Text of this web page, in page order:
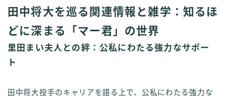
田中将大を巡る関連情報と雑学：知るほ
どに深まる「マー君」の世界
里田まい夫人との絆：公私にわたる強力なサポー
ト
田中将大投手のキャリアを語る上で、公私にわたる強力な